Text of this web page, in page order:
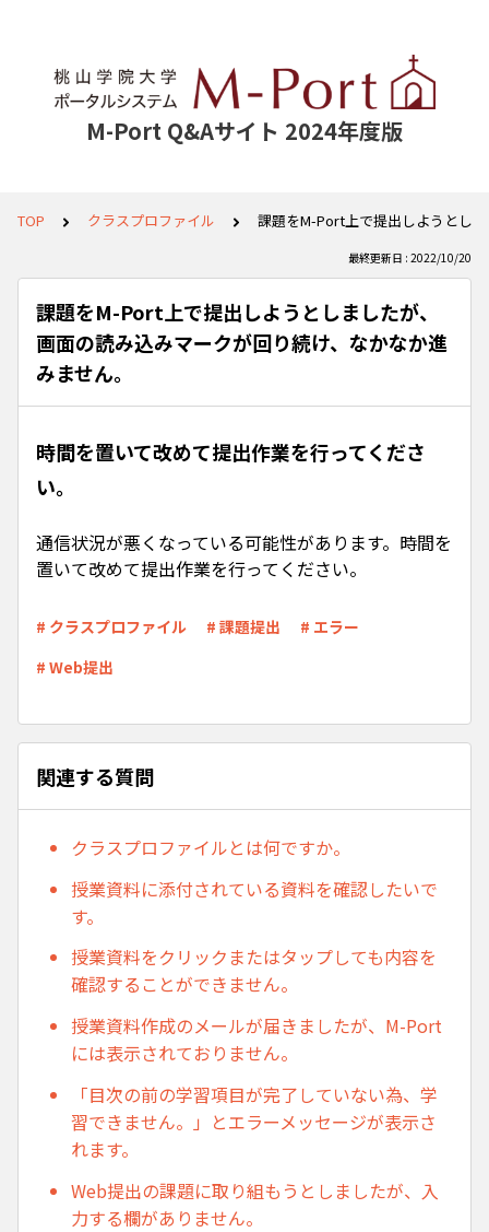
M-Port Q&Aサイト 2024年度版
TOP クラスプロファイル 課題をM-Port上で提出しようとし
最終更新日 : 2022/10/20
課題をM-Port上で提出しようとしましたが、
画面の読み込みマークが回り続け、なかなか進
みません。
時間を置いて改めて提出作業を行ってくださ
い。
通信状況が悪くなっている可能性があります。時間を
置いて改めて提出作業を行ってください。
# クラスプロファイル # 課題提出
# エラー
# Web提出
関連する質問
クラスプロファイルとは何ですか。
授業資料に添付されている資料を確認したいで
す。
授業資料をクリックまたはタップしても内容を
確認することができません。
授業資料作成のメールが届きましたが、M-Port
には表示されておりません。
「目次の前の学習項目が完了していない為、学
習できません。」とエラーメッセージが表示さ
れます。
Web提出の課題に取り組もうとしましたが、入
力する欄がありません。